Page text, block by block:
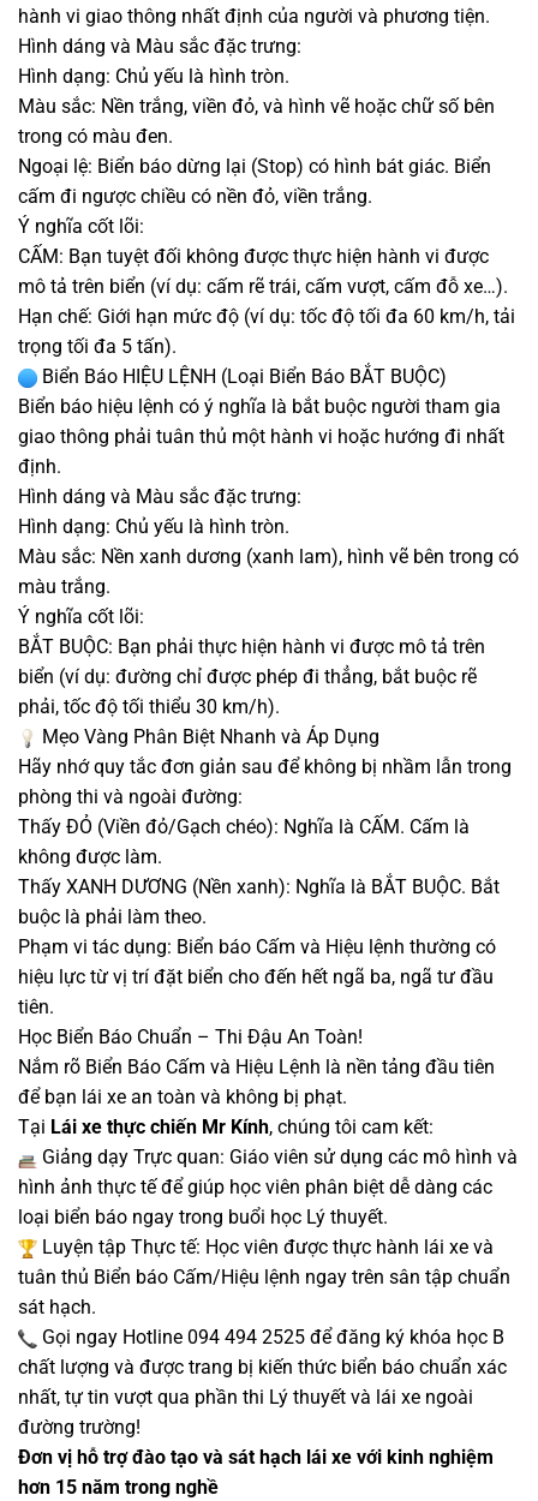
hành vi giao thông nhất định của người và phương tiện.
Hình dáng và Màu sắc đặc trưng:
Hình dạng: Chủ yếu là hình tròn.
Màu sắc: Nền trắng, viền đỏ, và hình vẽ hoặc chữ số bên
trong có màu đen.
Ngoại lệ: Biển báo dừng lại (Stop) có hình bát giác. Biển
cấm đi ngược chiều có nền đỏ, viền trắng.
Ý nghĩa cốt lõi:
CẤM: Bạn tuyệt đối không được thực hiện hành vi được
mô tả trên biển (ví dụ: cấm rẽ trái, cấm vượt, cấm đỗ xe…).
Hạn chế: Giới hạn mức độ (ví dụ: tốc độ tối đa 60 km/h, tải
trọng tối đa 5 tấn).
Biển Báo HIỆU LỆNH (Loại Biển Báo BẮT BUỘC)
Biển báo hiệu lệnh có ý nghĩa là bắt buộc người tham gia
giao thông phải tuân thủ một hành vi hoặc hướng đi nhất
định.
Hình dáng và Màu sắc đặc trưng:
Hình dạng: Chủ yếu là hình tròn.
Màu sắc: Nền xanh dương (xanh lam), hình vẽ bên trong có
màu trắng.
Ý nghĩa cốt lõi:
BẮT BUỘC: Bạn phải thực hiện hành vi được mô tả trên
biển (ví dụ: đường chỉ được phép đi thẳng, bắt buộc rẽ
phải, tốc độ tối thiểu 30 km/h).
Mẹo Vàng Phân Biệt Nhanh và Áp Dụng
Hãy nhớ quy tắc đơn giản sau để không bị nhầm lẫn trong
phòng thi và ngoài đường:
Thấy ĐỎ (Viền đỏ/Gạch chéo): Nghĩa là CẤM. Cấm là
không được làm.
Thấy XANH DƯƠNG (Nền xanh): Nghĩa là BẮT BUỘC. Bắt
buộc là phải làm theo.
Phạm vi tác dụng: Biển báo Cấm và Hiệu lệnh thường có
hiệu lực từ vị trí đặt biển cho đến hết ngã ba, ngã tư đầu
tiên.
Học Biển Báo Chuẩn – Thi Đậu An Toàn!
Nắm rõ Biển Báo Cấm và Hiệu Lệnh là nền tảng đầu tiên
để bạn lái xe an toàn và không bị phạt.
Tại Lái xe thực chiến Mr Kính, chúng tôi cam kết:
Giảng dạy Trực quan: Giáo viên sử dụng các mô hình và
hình ảnh thực tế để giúp học viên phân biệt dễ dàng các
loại biển báo ngay trong buổi học Lý thuyết.
Luyện tập Thực tế: Học viên được thực hành lái xe và
tuân thủ Biển báo Cấm/Hiệu lệnh ngay trên sân tập chuẩn
sát hạch.
Gọi ngay Hotline 094 494 2525 để đăng ký khóa học B
chất lượng và được trang bị kiến thức biển báo chuẩn xác
nhất, tự tin vượt qua phần thi Lý thuyết và lái xe ngoài
đường trường!
Đơn vị hỗ trợ đào tạo và sát hạch lái xe với kinh nghiệm
hơn 15 năm trong nghề